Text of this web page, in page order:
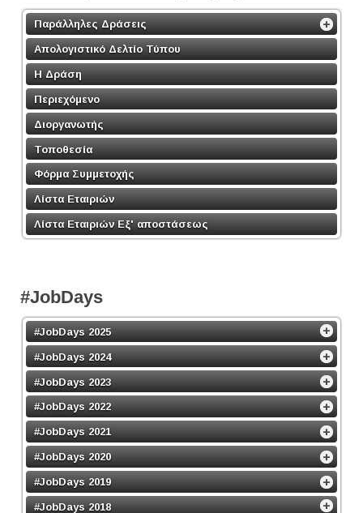
Παράλληλες Δράσεις
Απολογιστικό Δελτίο Τύπου
Η Δράση
Περιεχόμενο
Διοργανωτής
Τοποθεσία
Φόρμα Συμμετοχής
Λίστα Εταιριών
Λίστα Εταιριών Εξ' αποστάσεως
#JobDays
#JobDays 2025
#JobDays 2024
#JobDays 2023
#JobDays 2022
#JobDays 2021
#JobDays 2020
#JobDays 2019
#JobDays 2018